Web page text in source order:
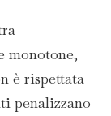
monotone,
è rispettata
penalizzano